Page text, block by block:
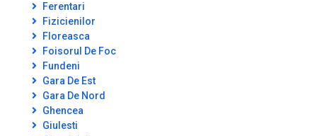
Ferentari
Fizicienilor
Floreasca
Foisorul De Foc
Fundeni
Gara De Est
Gara De Nord
Ghencea
Giulesti